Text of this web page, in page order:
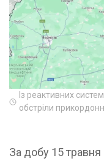
Із реактивних
обстріли
За добу 15 травня